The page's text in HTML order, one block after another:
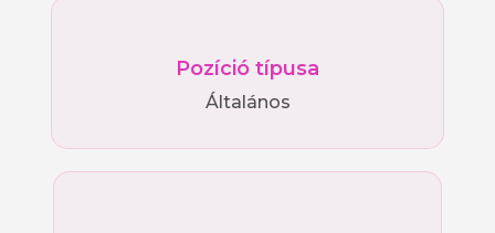
Pozíció típusa
Általános